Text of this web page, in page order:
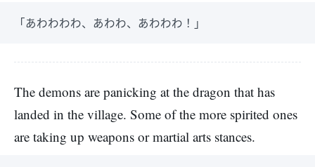
「あわわわわ、あわわ、あわわわ！」
The demons are panicking at the dragon that has
landed in the village. Some of the more spirited ones
are taking up weapons or martial arts stances.